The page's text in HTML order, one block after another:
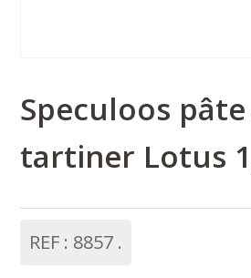
Speculoos pâte
tartiner Lotus
REF : 8857